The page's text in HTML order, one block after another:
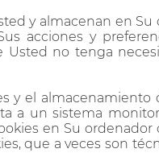
y almacenan en
acciones y
no tenga
y el
un sistema
en Su
que a veces son